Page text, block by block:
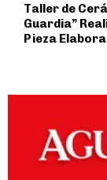
Taller de
Guardia”
Pieza